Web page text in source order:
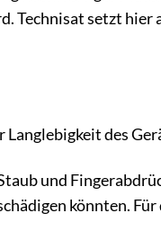
Technisat setzt hier
des
und
könnten. Für